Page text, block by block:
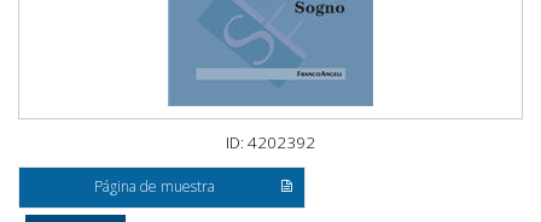
ID: 4202392
Página de muestra